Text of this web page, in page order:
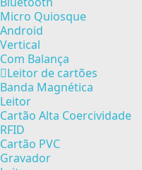
Micro Quiosque
Android
Vertical
Com Balança
Leitor de cartões
Banda Magnética
Leitor
Cartão Alta Coercividade
RFID
Cartão PVC
Gravador